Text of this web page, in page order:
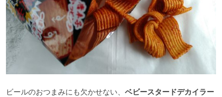
ビールのおつまみにも欠かせない、 ベビースタードデカイラー